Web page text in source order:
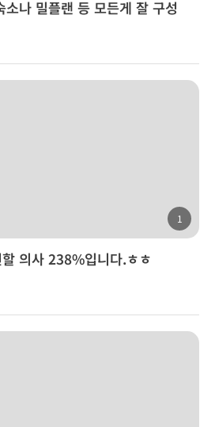
나 밀플랜 등 모든게 잘 구성
1
의사 238%입니다.ㅎㅎ